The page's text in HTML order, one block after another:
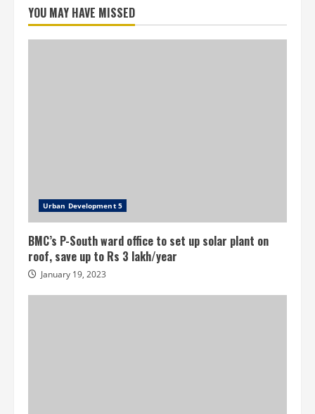
YOU MAY HAVE MISSED
Urban Development 5
BMC’s P-South ward office to set up solar plant on
roof, save up to Rs 3 lakh/year
January 19, 2023